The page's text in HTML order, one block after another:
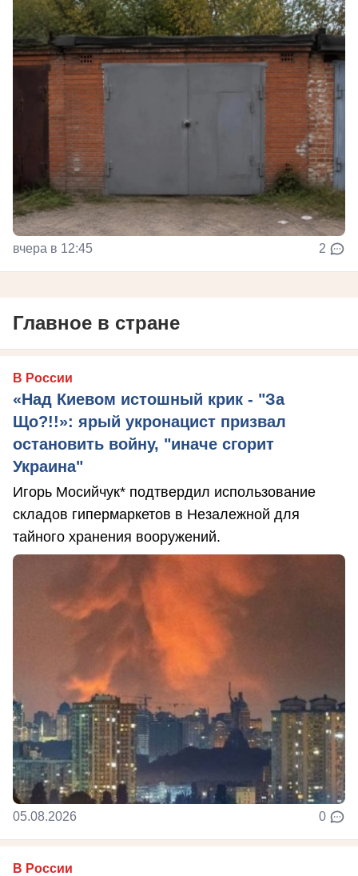
вчера в 12:45 2
Главное в стране
В России
«Над Киевом истошный крик - "За
Що?!!»: ярый укронацист призвал
остановить войну, "иначе сгорит
Украина"
Игорь Мосийчук* подтвердил использование
складов гипермаркетов в Незалежной для
тайного хранения вооружений.
05.08.2026 0
В России